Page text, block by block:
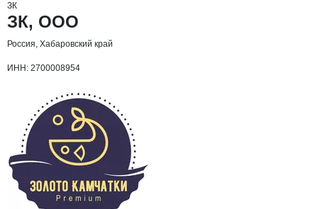
ЗК
Основная информация о компании
ЗК, ООО
Россия, Хабаровский край
ИНН: 2700008954